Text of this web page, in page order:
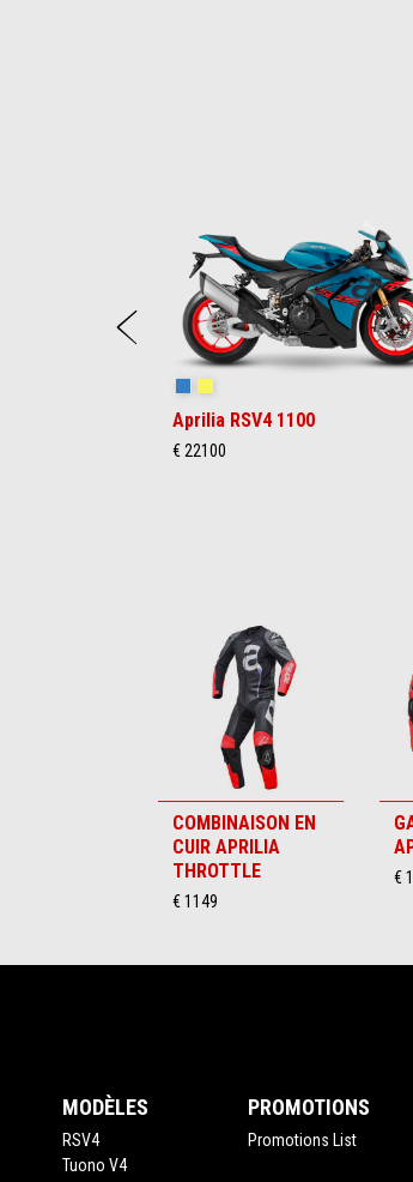
Précédent
Aprilia RSV4 1100
€ 22100
COMBINAISON EN
CUIR APRILIA
THROTTLE
€ 1149
€
MODÈLES
RSV4
Tuono V4
PROMOTIONS
Promotions List